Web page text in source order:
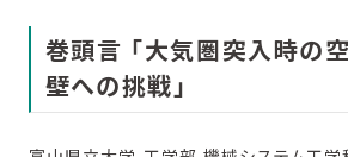
巻頭言 「大気圏突入時の
壁への挑戦」